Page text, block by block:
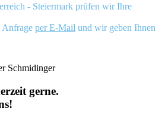
- Steiermark prüfen wir Ihre
Anfrage per E-Mail und wir geben Ihnen
gerne.